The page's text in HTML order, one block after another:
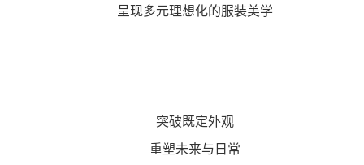
呈现多元理想化的服装美学
突破既定外观
重塑未来与日常